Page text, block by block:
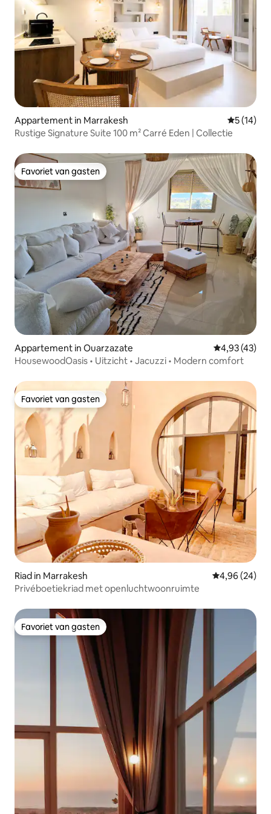
Appartement in Marrakesh
5 (14)
Rustige Signature Suite 100 m² Carré Eden | Collectie
Favoriet van gasten
Favoriet van gasten
Appartement in Ouarzazate Gemiddelde
4,93 (43)
HousewoodOasis • Uitzicht • Jacuzzi • Modern comfort
Favoriet van gasten
Favoriet van gasten
Riad in Marrakesh Gemiddelde
4,96 (24)
Privéboetiekriad met openluchtwoonruimte
Favoriet van gasten
Favoriet van gasten